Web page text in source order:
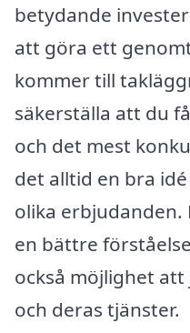
betydande
att göra ett
kommer till
säkerställa att du
och det mest
det alltid en bra
olika
en bättre
också möjlighet
och deras tjänster.